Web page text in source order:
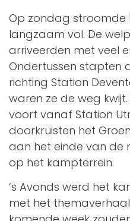
Op zondag stroomde
langzaam vol. De
arriveerden met veel
Ondertussen stapten
richting Station
waren ze de weg
voort vanaf Station
doorkruisten het
aan het einde van de
op het kampterrein.
‘s Avonds werd het
met het